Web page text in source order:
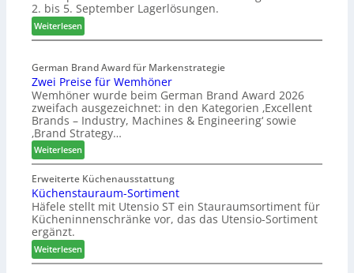
i
p
s
s
t
F
ü
h
r
u
n
g
a
n
2. bis 5. September Lagerlösungen.
Weiterlesen:
E
v
e
d
i
u
n
d
H
u
b
t
e
x
s
t
German Brand Award für Markenstrategie
Zwei Preise für Wemhöner
Wemhöner wurde beim German Brand Award 2026
zweifach ausgezeichnet: in den Kategorien ‚Excellent
Brands – Industry, Machines & Engineering‘ sowie
‚Brand Strategy…
Weiterlesen:
Z
w
e
i
P
e
i
Erweiterte Küchenausstattung
Küchenstauraum-Sortiment
Häfele stellt mit Utensio ST ein Stauraumsortiment für
Kücheninnenschränke vor, das das Utensio-Sortiment
ergänzt.
Weiterlesen:
K